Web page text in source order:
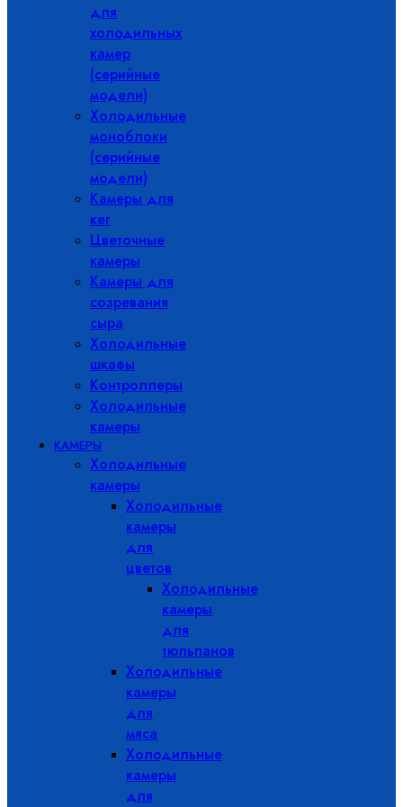
для
холодильных
камер
(серийные
модели)
Холодильные
моноблоки
(серийные
модели)
Камеры для
кег
Цветочные
камеры
Камеры для
созревания
сыра
Холодильные
шкафы
Контроллеры
Холодильные
камеры
КАМЕРЫ
Холодильные
камеры
Холодильные
камеры
для
цветов
Холодильные
камеры
для
тюльпанов
Холодильные
камеры
для
мяса
Холодильные
камеры
для